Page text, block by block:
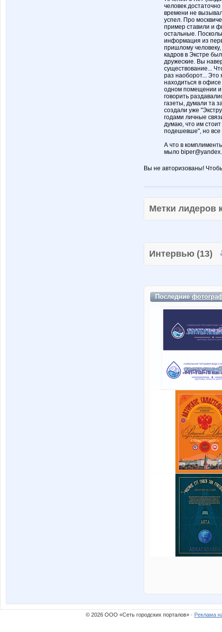
человек
времени не
успел. Про
пример ставили и
остальные.
информация из
пришлому человеку,
кадров в Экстре
дружеские. Вы
существование...
раз наоборот...
находиться в
одном помещении и
говорить
газеты, думали та
создали уже
годами личные
думаю, что им стоит
подешевше", но все
А что в
мыло
Вы не авторизованы!
Метки
Интервью (13)
Последние
© 2026 ООО «Сеть городских порталов» · Реклама